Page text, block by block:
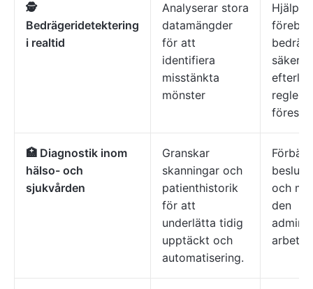
🕵️
Bedrägeridetektering
i realtid
Analyserar stora
datamängder
för att
identifiera
misstänkta
mönster
regler
🏥 Diagnostik inom
hälso- och
sjukvården
Granskar
skanningar och
patienthistorik
för att
underlätta tidig
upptäckt och
automatisering.
och
den